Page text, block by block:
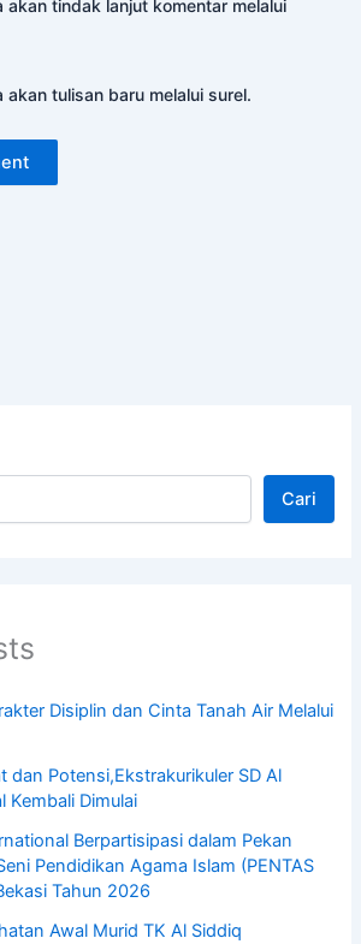
akan tindak lanjut komentar melalui
akan tulisan baru melalui surel.
Cari
Disiplin dan Cinta Tanah Air Melalui
dan Potensi,Ekstrakurikuler SD Al
Kembali Dimulai
Berpartisipasi dalam Pekan
Pendidikan Agama Islam (PENTAS
Tahun 2026
Awal Murid TK Al Siddiq